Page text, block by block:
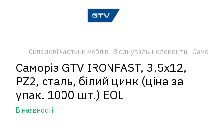
Складові частини меблів З'єднувальні елементи
Саморіз GTV IRONFAST, 3,5x12,
PZ2, сталь, білий цинк (ціна за
упак. 1000 шт.) EOL
В наявності